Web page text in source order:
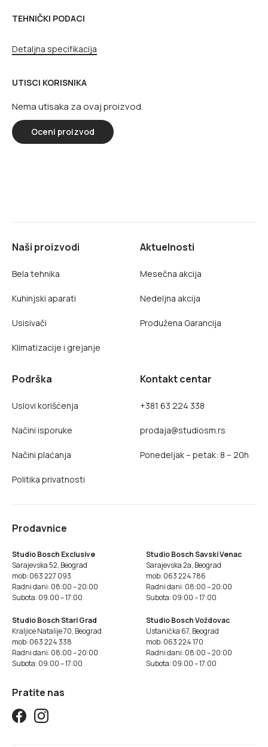
TEHNIČKI PODACI
Detaljna specifikacija
UTISCI KORISNIKA
Nema utisaka za ovaj proizvod.
Oceni proizvod
Naši proizvodi
Bela tehnika
Kuhinjski aparati
Usisivači
Klimatizacije i grejanje
Aktuelnosti
Mesečna akcija
Nedeljna akcija
Produžena Garancija
Podrška
Uslovi korišćenja
Načini isporuke
Načini plaćanja
Politika privatnosti
Kontakt centar
+381 63 224 338
prodaja@studiosm.rs
Ponedeljak – petak: 8 – 20h
Prodavnice
Studio Bosch Exclusive
Sarajevska 52, Beograd
mob: 063 227 093
Radni dani: 08:00 – 20:00
Subota: 09:00 – 17:00
Studio Bosch Savski Venac
Sarajevska 2a, Beograd
mob: 063 224 786
Radni dani: 08:00 – 20:00
Subota: 09:00 – 17:00
Studio Bosch Stari Grad
Kraljice Natalije 70, Beograd
mob: 063 224 338
Radni dani: 08:00 – 20:00
Subota: 09:00 – 17:00
Studio Bosch Voždovac
Ustanička 67, Beograd
mob: 063 224 170
Radni dani: 08:00 – 20:00
Subota: 09:00 – 17:00
Pratite nas